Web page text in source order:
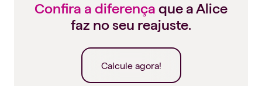
Confira a diferença que a Alice
faz no seu reajuste.
Calcule agora!